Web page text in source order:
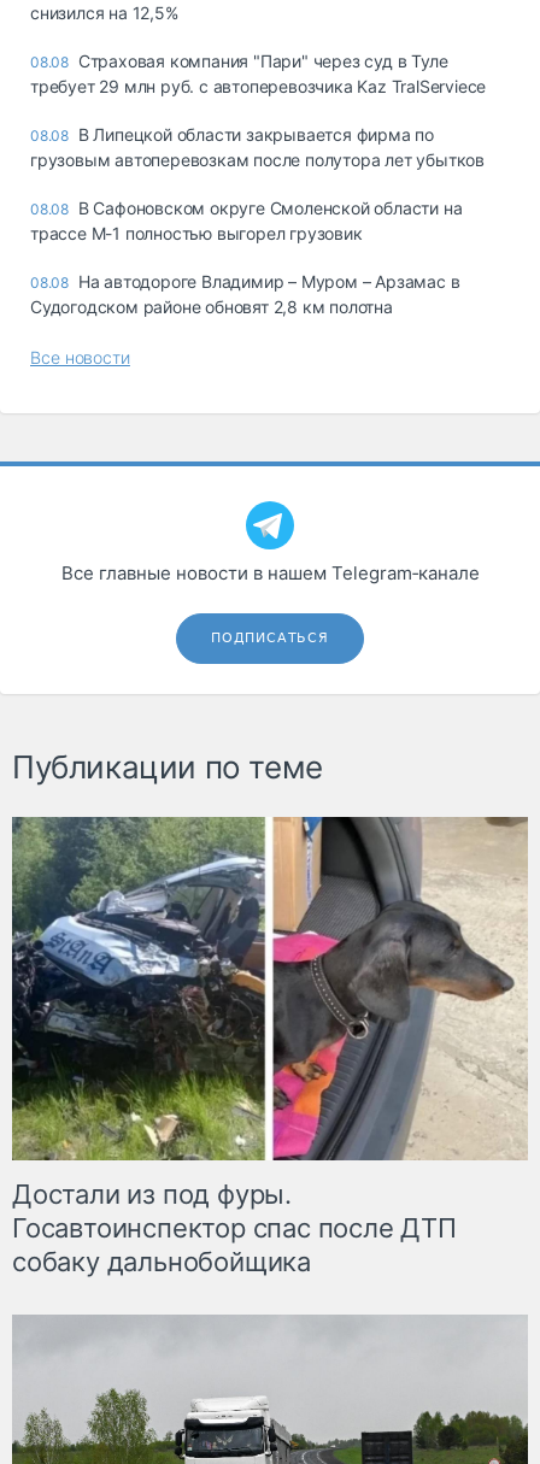
снизился на 12,5%
08.08 Страховая компания "Пари" через суд в Туле
требует 29 млн руб. с автоперевозчика Kaz TralServiece
08.08 В Липецкой области закрывается фирма по
грузовым автоперевозкам после полутора лет убытков
08.08 В Сафоновском округе Смоленской области на
трассе М-1 полностью выгорел грузовик
08.08 На автодороге Владимир – Муром – Арзамас в
Судогодском районе обновят 2,8 км полотна
Все новости
Все главные новости в нашем Telegram‑канале
ПОДПИСАТЬСЯ
Публикации по теме
Достали из под фуры.
Госавтоинспектор спас после ДТП
собаку дальнобойщика